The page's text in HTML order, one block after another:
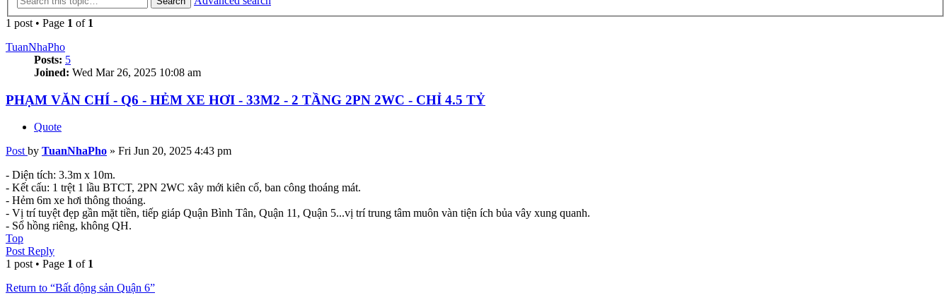
1 post • Page 1 of 1
TuanNhaPho
Posts: 5
Joined: Wed Mar 26, 2025 10:08 am
PHẠM VĂN CHÍ - Q6 - HẺM XE HƠI - 33M2 - 2 TẦNG 2PN 2WC - CHỈ 4.5 TỶ
Quote
Post by TuanNhaPho » Fri Jun 20, 2025 4:43 pm
- Diện tích: 3.3m x 10m.
- Kết cấu: 1 trệt 1 lầu BTCT, 2PN 2WC xây mới kiên cố, ban công thoáng mát.
- Hẻm 6m xe hơi thông thoáng.
- Vị trí tuyệt đẹp gần mặt tiền, tiếp giáp Quận Bình Tân, Quận 11, Quận 5...vị trí trung tâm muôn vàn tiện ích bủa vây xung quanh.
- Sổ hồng riêng, không QH.
Top
Post Reply
1 post • Page 1 of 1
Return to “Bất động sản Quận 6”